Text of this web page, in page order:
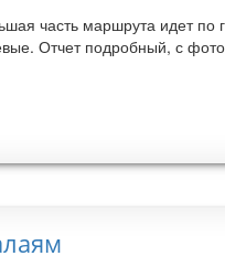
часть маршрута идет по
Отчет подробный, с